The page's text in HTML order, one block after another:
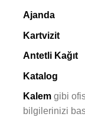
Ajanda
Kartvizit
Antetli Kağıt
Katalog
Kalemgibi
bilgilerinizi